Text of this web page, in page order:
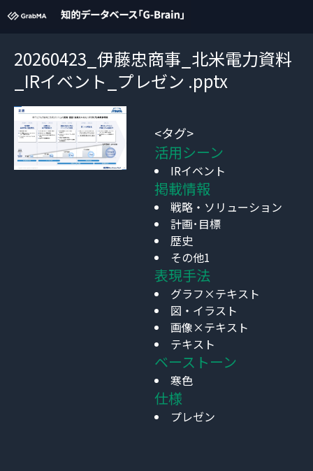
20260423_伊藤忠商事_北米電力資料
_IRイベント_プレゼン .pptx
<タグ>
活用シーン
IRイベント
掲載情報
戦略・ソリューション
計画･目標
歴史
その他1
表現手法
グラフ×テキスト
図・イラスト
画像×テキスト
テキスト
ベーストーン
寒色
仕様
プレゼン